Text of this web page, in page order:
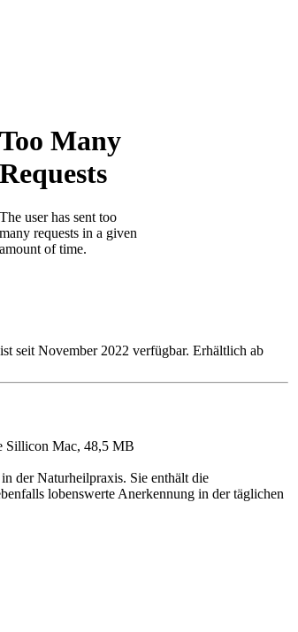
seit November 2022 verfügbar. Erhältlich ab
Sillicon Mac, 48,5 MB
der Naturheilpraxis. Sie enthält die
lobenswerte Anerkennung in der täglichen